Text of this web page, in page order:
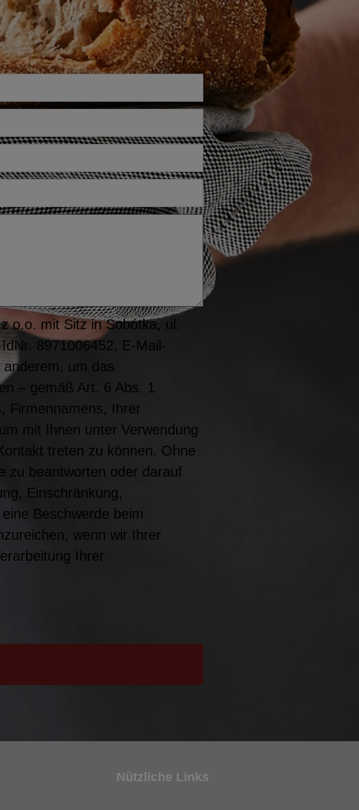
o.o. mit Sitz in Sobótka, ul.
8971006452, E-Mail-
um das
– gemäß Art. 6 Abs. 1
Firmennamens, Ihrer
mit Ihnen unter Verwendung
treten zu können. Ohne
zu beantworten oder darauf
Einschränkung,
Beschwerde beim
wenn wir Ihrer
Ihrer
Nützliche Links